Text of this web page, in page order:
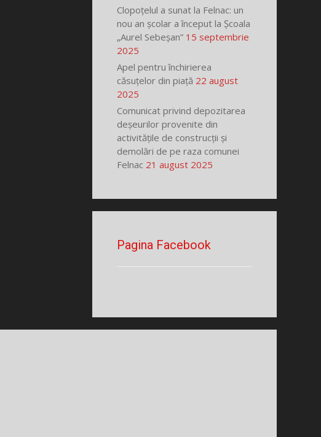
Clopoțelul a sunat la Felnac: un
nou an școlar a început la Școala
„Aurel Sebeșan” 15 septembrie
2025
Apel pentru închirierea
căsuțelor din piață 22 august
2025
Comunicat privind depozitarea
deșeurilor provenite din
activitățile de construcții și
demolări de pe raza comunei
Felnac 21 august 2025
Pagina Facebook